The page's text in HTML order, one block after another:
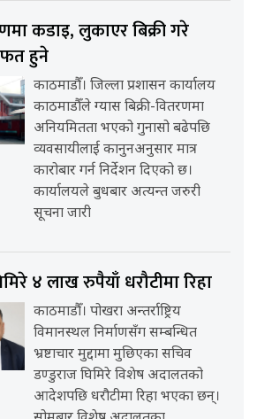
कडाइ, लुकाएर बिक्री गरे
हुने
काठमाडौँ। जिल्ला प्रशासन कार्यालय
काठमाडौँले ग्यास बिक्री-वितरणमा
अनियमितता भएको गुनासो बढेपछि
व्यवसायीलाई कानुनअनुसार मात्र
कारोबार गर्न निर्देशन दिएको छ।
कार्यालयले बुधबार अत्यन्त जरुरी
सूचना जारी
४ लाख रुपैयाँ धरौटीमा रिहा
काठमाडौँ। पोखरा अन्तर्राष्ट्रिय
विमानस्थल निर्माणसँग सम्बन्धित
भ्रष्टाचार मुद्दामा मुछिएका सचिव
डण्डुराज घिमिरे विशेष अदालतको
आदेशपछि धरौटीमा रिहा भएका छन्।